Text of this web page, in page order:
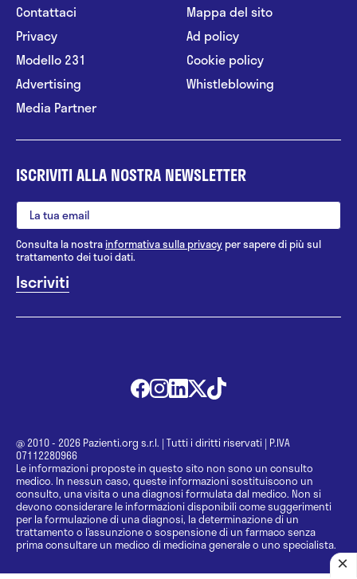
Contattaci
Privacy
Modello 231
Advertising
Media Partner
Mappa del sito
Ad policy
Cookie policy
Whistleblowing
ISCRIVITI ALLA NOSTRA NEWSLETTER
Consulta la nostrainformativa sulla privacy per sapere di più sul
trattamento dei tuoi dati.
@ 2010 - 2026 Pazienti.org s.r.l. | Tutti i diritti riservati | P.IVA
07112280966
Le informazioni proposte in questo sito non sono un consulto
medico. In nessun caso, queste informazioni sostituiscono un
consulto, una visita o una diagnosi formulata dal medico. Non si
devono considerare le informazioni disponibili come suggerimenti
per la formulazione di una diagnosi, la determinazione di un
trattamento o l’assunzione o sospensione di un farmaco senza
prima consultare un medico di medicina generale o uno specialista.